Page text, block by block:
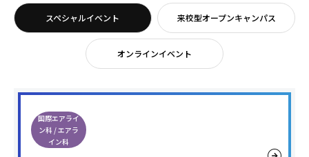
スペシャルイベント 来校型オープンキャンパス
オンラインイベント
国際エアライ
ン科 / エアラ
イン科